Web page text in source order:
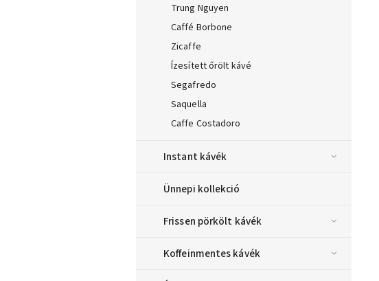
Trung Nguyen
Caffé Borbone
Zicaffe
Ízesített őrölt kávé
Segafredo
Saquella
Caffe Costadoro
Instant kávék
Ünnepi kollekció
Frissen pörkölt kávék
Koffeinmentes kávék